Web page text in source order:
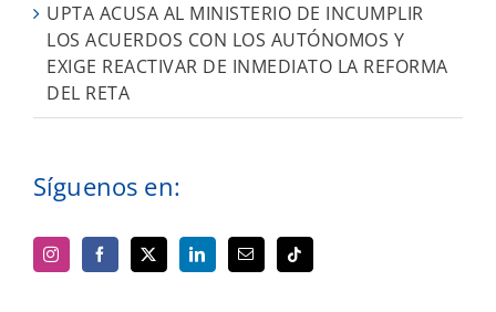
UPTA ACUSA AL MINISTERIO DE INCUMPLIR
LOS ACUERDOS CON LOS AUTÓNOMOS Y
EXIGE REACTIVAR DE INMEDIATO LA REFORMA
DEL RETA
Síguenos en: